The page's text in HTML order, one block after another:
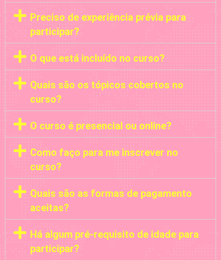
Preciso de experiência prévia para
participar?
O que está incluído no curso?
Quais são os tópicos cobertos no
curso?
O curso é presencial ou online?
Como faço para me inscrever no
curso?
Quais são as formas de pagamento
aceitas?
Há algum pré-requisito de idade para
participar?